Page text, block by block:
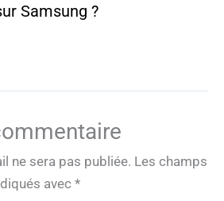
Samsung ?
ne sera pas publiée. Les champs
avec *